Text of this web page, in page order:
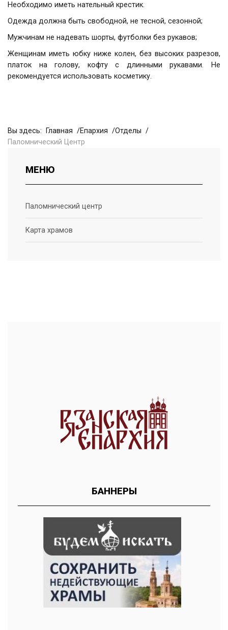
Необходимо иметь нательный крестик.
Одежда должна быть свободной, не тесной, сезонной;
Мужчинам не надевать шорты, футболки без рукавов;
Женщинам иметь юбку ниже колен, без высоких разрезов,
платок на голову, кофту с длинными рукавами. Не
рекомендуется использовать косметику.
Вы здесь: Главная Епархия
Отделы
Паломнический Центр
МЕНЮ
Паломнический центр
Карта храмов
БАННЕРЫ